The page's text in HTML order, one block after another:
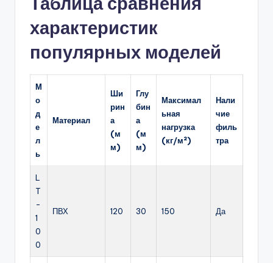
характеристик
популярных моделей
М
о
д
е
л
ь
Материал
Ши
рин
а
(м
м)
Глу
бин
а
(м
м)
Максимал
ьная
нагрузка
(кг/м²)
Нали
чие
филь
тра
L
T
-
1
0
0
ПВХ 120 30 150 Да